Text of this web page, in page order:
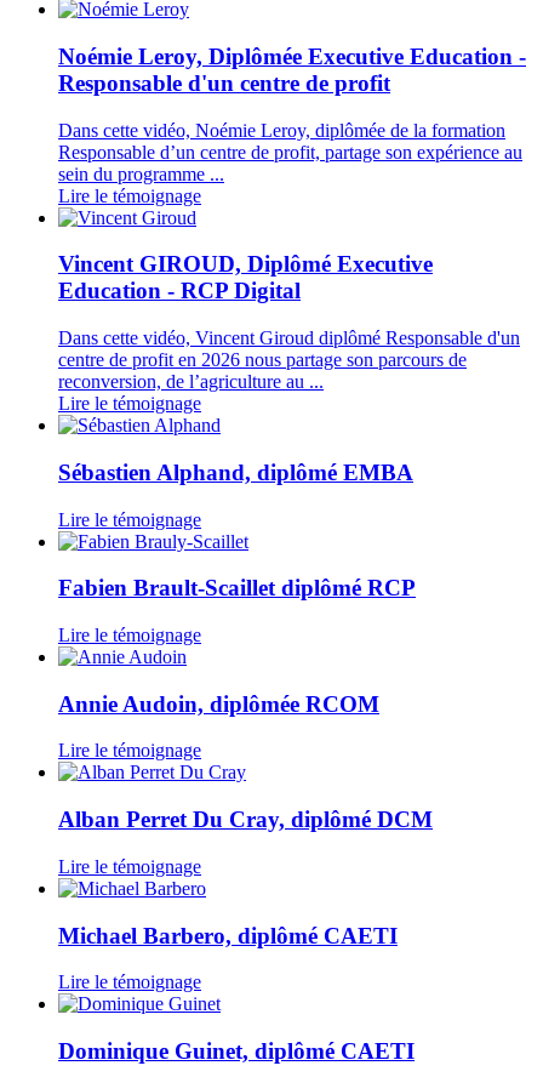
Noémie Leroy, Diplômée Executive Education -
Responsable d'un centre de profit
Dans cette vidéo, Noémie Leroy, diplômée de la formation
Responsable d’un centre de profit, partage son expérience au
sein du programme ...
Lire le témoignage
Vincent GIROUD, Diplômé Executive
Education - RCP Digital
Dans cette vidéo, Vincent Giroud diplômé Responsable d'un
centre de profit en 2026 nous partage son parcours de
reconversion, de l’agriculture au ...
Lire le témoignage
Sébastien Alphand, diplômé EMBA
Lire le témoignage
Fabien Brault-Scaillet diplômé RCP
Lire le témoignage
Annie Audoin, diplômée RCOM
Lire le témoignage
Alban Perret Du Cray, diplômé DCM
Lire le témoignage
Michael Barbero, diplômé CAETI
Lire le témoignage
Dominique Guinet, diplômé CAETI